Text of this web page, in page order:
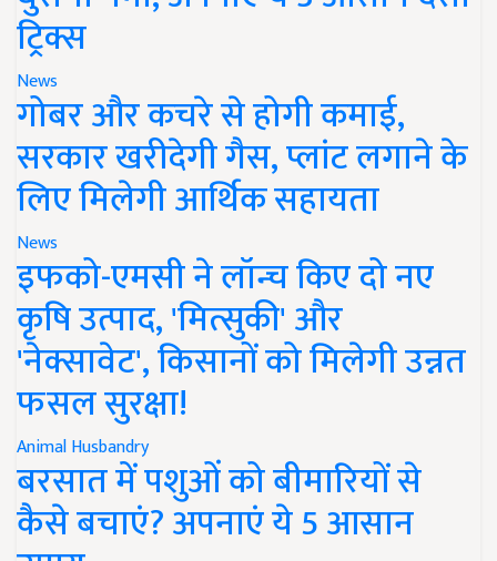
ट्रिक्स
News
गोबर और कचरे से होगी कमाई,
सरकार खरीदेगी गैस, प्लांट लगाने के
लिए मिलेगी आर्थिक सहायता
News
इफको-एमसी ने लॉन्च किए दो नए
कृषि उत्पाद, 'मित्सुकी' और
'नेक्सावेट', किसानों को मिलेगी उन्नत
फसल सुरक्षा!
Animal Husbandry
बरसात में पशुओं को बीमारियों से
कैसे बचाएं? अपनाएं ये 5 आसान